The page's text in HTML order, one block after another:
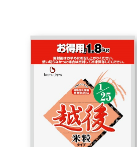
低糖質炊飯用米粒タ